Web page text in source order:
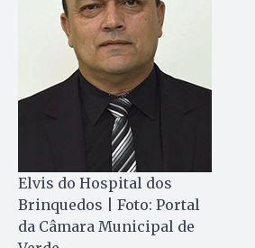
Elvis do Hospital dos
Brinquedos | Foto: Portal
da Câmara Municipal de